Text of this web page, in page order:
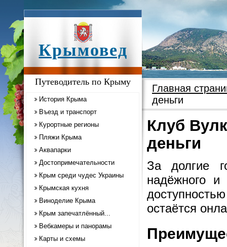
Крымовед
Путеводитель по Крыму
История Крыма
Въезд и транспорт
Курортные регионы
Пляжи Крыма
Аквапарки
Достопримечательности
Крым среди чудес Украины
Крымская кухня
Виноделие Крыма
Крым запечатлённый...
Вебкамеры и панорамы
Карты и схемы
Главная
деньги
Клуб
деньги
За долгие
надёжного и
остаётся